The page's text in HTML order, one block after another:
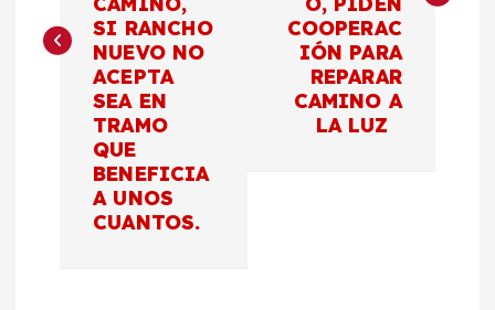
g
SI RANCHO
NUEVO NO
ACEPTA
SEA EN
TRAMO
QUE
BENEFICIA
A UNOS
CUANTOS.
COOPERAC
IÓN PARA
REPARAR
CAMINO A
LA LUZ